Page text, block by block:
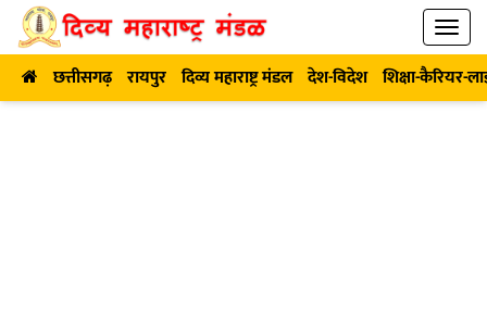
छत्तीसगढ़ रायपुर दिव्य महाराष्ट्र मंडल देश-विदेश शिक्षा-कैरियर-